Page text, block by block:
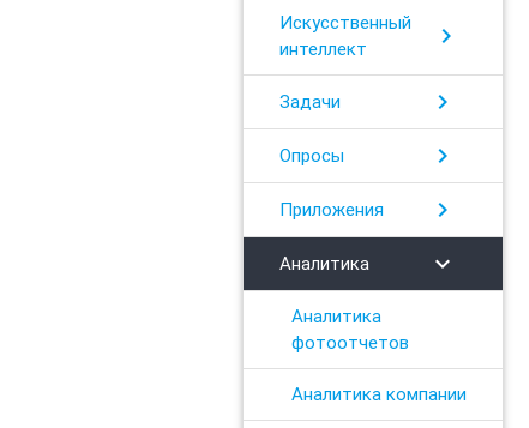
Искусственный
интеллект
chevron_right
Задачи chevron_right
Опросы chevron_right
Приложения chevron_right
Аналитика chevron_right
Аналитика
фотоотчетов
Аналитика компании